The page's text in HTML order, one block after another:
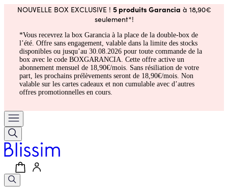
NOUVELLE BOX EXCLUSIVE ! 5 produits Garancia à 18,90€
seulement*!
*Vous recevrez la box Garancia à la place de la double-box de
l’été. Offre sans engagement, valable dans la limite des stocks
disponibles ou jusqu’au 30.08.2026 pour toute commande de la
box avec le code BOXGARANCIA. Cette offre active un
abonnement mensuel de 18,90€/mois. Sans résiliation de votre
part, les prochains prélèvements seront de 18,90€/mois. Non
valable sur les cartes cadeaux et non cumulable avec d’autres
offres promotionnelles en cours.